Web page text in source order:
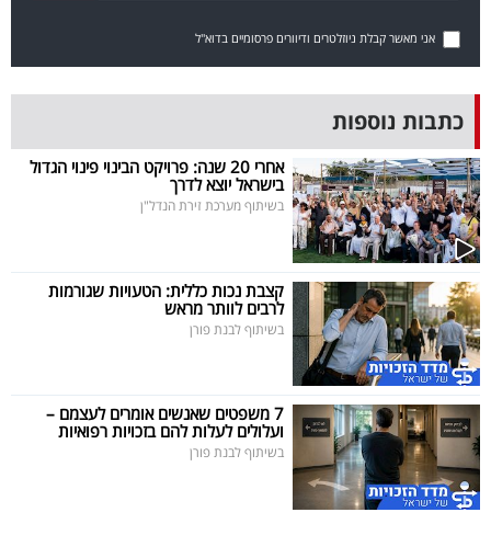
פודקאסט
UNDER
40
שיתופי
פעולה
דרושים
ניוזלטרים
מייל
אני מאשר קבלת ניוזלטרים ודיוורים פרסומיים בדוא"ל
כתבות נוספות
אחרי 20 שנה: פרויקט הבינוי פינוי הגדול
בישראל יוצא לדרך
בשיתוף מערכת זירת הנדל"ן
קצבת נכות כללית: הטעויות שגורמות
לרבים לוותר מראש
בשיתוף לבנת פורן
7 משפטים שאנשים אומרים לעצמם –
ועלולים לעלות להם בזכויות רפואיות
בשיתוף לבנת פורן